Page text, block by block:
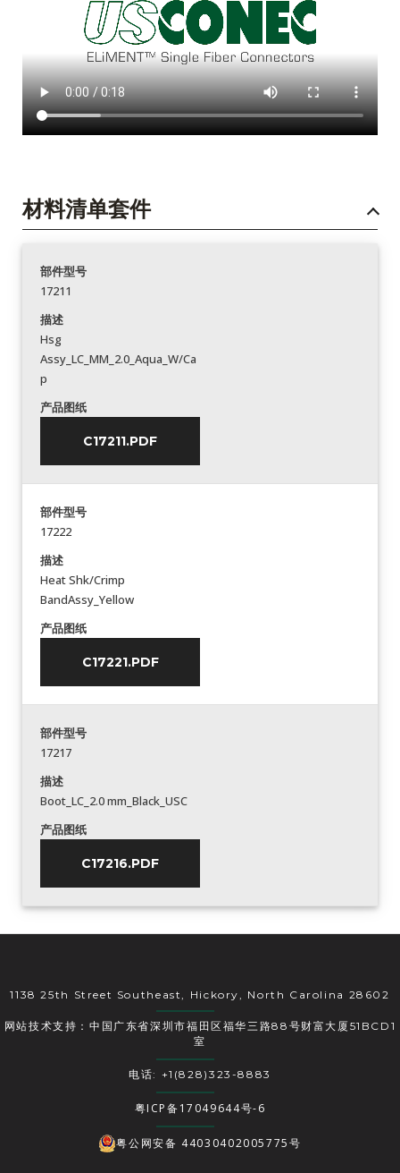
材料清单套件
部件型号
17211
描述
Hsg
Assy_LC_MM_2.0_Aqua_W/Ca
p
产品图纸
C17211.PDF
部件型号
17222
描述
Heat Shk/Crimp
BandAssy_Yellow
产品图纸
C17221.PDF
部件型号
17217
描述
Boot_LC_2.0 mm_Black_USC
产品图纸
C17216.PDF
1138 25th Street Southeast, Hickory, North Carolina 28602
网站技术支持：中国广东省深圳市福田区福华三路88号财富大厦51BCD1
室
电话: +1(828)323-8883
粤ICP备17049644号-6
粤公网安备 44030402005775号